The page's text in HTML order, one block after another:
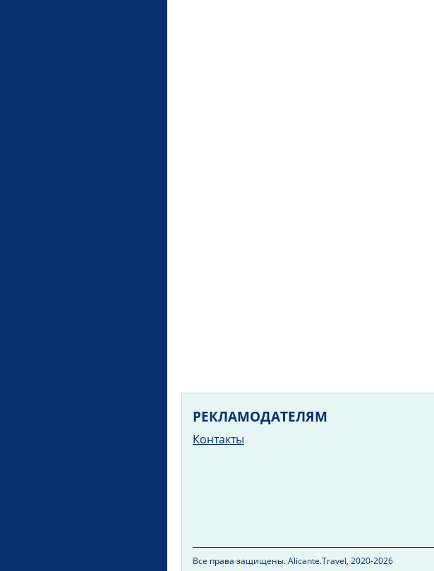
РЕКЛАМОДАТЕЛЯМ
Контакты
Все права защищены. Alicante.Travel, 2020-2026